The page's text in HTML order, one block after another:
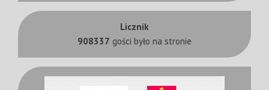
Licznik
908337 gości było na stronie